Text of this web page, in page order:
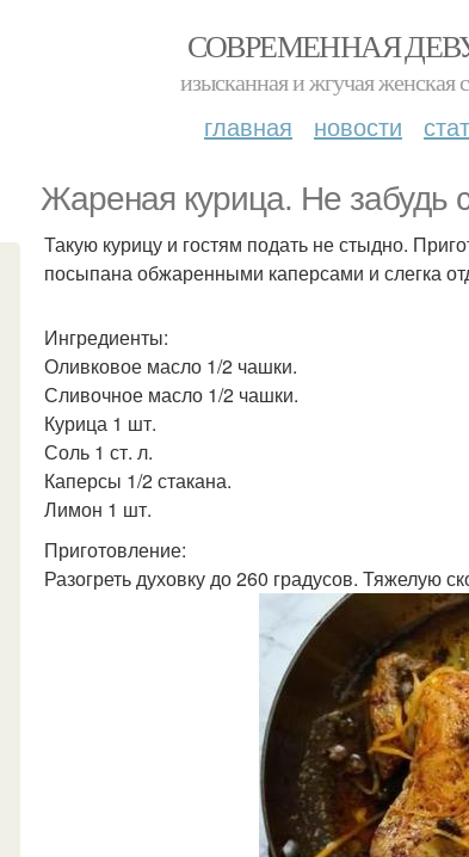
СОВРЕМЕННАЯ
изысканная и жгучая женская
главная новости
Жареная курица. Не забудь
Такую курицу и гостям подать не стыдно.
посыпана обжаренными каперсами и слегка
Ингредиенты:
Оливковое масло 1/2 чашки.
Сливочное масло 1/2 чашки.
Курица 1 шт.
Соль 1 ст. л.
Каперсы 1/2 стакана.
Лимон 1 шт.
Приготовление:
Разогреть духовку до 260 градусов. Тяжелую